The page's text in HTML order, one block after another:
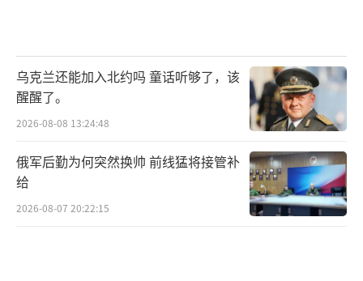
乌克兰还能加入北约吗 童话听够了，该
醒醒了。
2026-08-08 13:24:48
俄军后勤为何突然换帅 前线猛将接管补
给
2026-08-07 20:22:15